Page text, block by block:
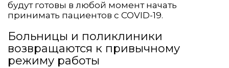
будут готовы в любой момент начать
принимать пациентов с COVID-19.
Больницы и поликлиники
возвращаются к привычному
режиму работы